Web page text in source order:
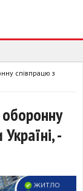
співпрацю з
-